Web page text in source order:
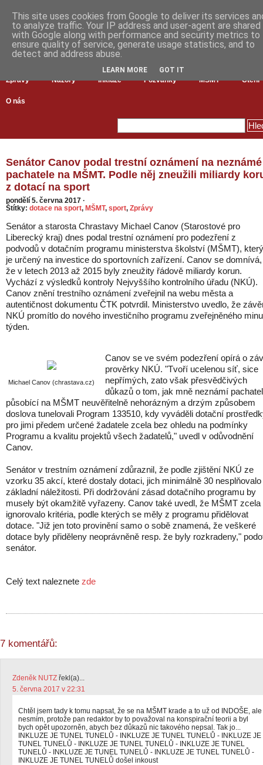
Zprávy Názory Inkluze Pozvánky MŠMT Čtení
O nás
Senátor Canov podal trestní oznámení na neznámé
pachatele na MŠMT. Podle něj zneužili miliardy
z dotací na sport
pondělí 5. června 2017 ·
Štítky: dotace na sport, MŠMT, sport, Zprávy
Senátor a starosta Chrastavy Michael Canov (Starostové pro
Liberecký kraj) dnes podal trestní oznámení pro podezření z
podvodů v dotačním programu ministerstva školství (MŠMT), který
je určený na investice do sportovních zařízení. Canov se domnívá,
že v letech 2013 až 2015 byly zneužity řádově miliardy korun.
Vychází z výsledků kontroly Nejvyššího kontrolního úřadu (NKÚ).
Canov znění trestního oznámení zveřejnil na webu města a
autentičnost dokumentu ČTK potvrdil. Ministerstvo uvedlo, že
NKÚ promítlo do nového investičního programu zveřejněného
týden.
Michael Canov (chrastava.cz)
Canov se ve svém podezření opírá o
prověrky NKÚ. "Tvoří ucelenou síť, sice
nepřímých, zato však přesvědčivých
důkazů o tom, jak mně neznámí
působící na MŠMT neuvěřitelně nehorázným a drzým způsobem
doslova tunelovali Program 133510, kdy vyváděli dotační
pro jimi předem určené žadatele zcela bez ohledu na podmínky
Programu a kvalitu projektů všech žadatelů," uvedl v odůvodnění
Canov.
Senátor v trestním oznámení zdůraznil, že podle zjištění NKÚ ze
vzorku 35 akcí, které dostaly dotaci, jich minimálně 30 nesplňovalo
základní náležitosti. Při dodržování zásad dotačního programu by
musely být okamžitě vyřazeny. Canov také uvedl, že MŠMT zcela
ignorovalo kritéria, podle kterých se měly z programu přidělovat
dotace. "Již jen toto provinění samo o sobě znamená, že veškeré
dotace byly přiděleny neoprávněně resp. že byly rozkradeny,"
senátor.
Celý text naleznete zde
7 komentářů:
Zdeněk NUTZ řekl(a)...
5. června 2017 v 22:31
Chtěl jsem tady k tomu napsat, že se na MŠMT krade a to už od INDOŠE, ale
nesmím, protože pan redaktor by to považoval na konspirační teorii a byl
bych opět upozorněn, abych bez důkazů nic takového nepsal. Tak jo...
INKLUZE JE TUNEL TUNELŮ - INKLUZE JE TUNEL TUNELŮ - INKLUZE JE
TUNEL TUNELŮ - INKLUZE JE TUNEL TUNELŮ - INKLUZE JE TUNEL
TUNELŮ - INKLUZE JE TUNEL TUNELŮ - INKLUZE JE TUNEL TUNELŮ -
INKLUZE JE TUNEL TUNELŮ došel inkoust
This site uses cookies from Google to deliver its services
to analyze traffic. Your IP address and user-agent are shared
with Google along with performance and security metrics to
ensure quality of service, generate usage statistics, and to
detect and address abuse.
LEARN MORE GOT IT